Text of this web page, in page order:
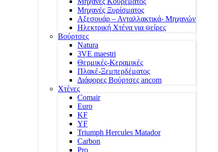
Μηχανές Ξυρίσματος
Αξεσουάρ – Ανταλλακτικά- Μηχανών
Ηλεκτρική Χτένα για ψείρες
Βούρτσες
Natura
3VE maestri
Θερμικές-Κεραμικές
Πλακέ-Ξεμπερδέματος
Διάφορες Βούρτσες ancom
Χτένες
Comair
Euro
KF
YF
Triumph Hercules Matador
Carbon
Pro